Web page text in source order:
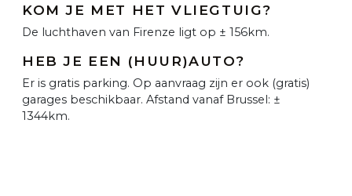
KOM JE MET HET VLIEGTUIG?
De luchthaven van Firenze ligt op ± 156km.
HEB JE EEN (HUUR)AUTO?
Er is gratis parking. Op aanvraag zijn er ook (gratis)
garages beschikbaar. Afstand vanaf Brussel: ±
1344km.